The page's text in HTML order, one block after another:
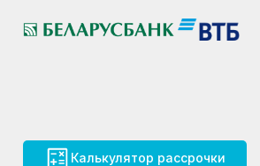
Калькулятор рассрочки